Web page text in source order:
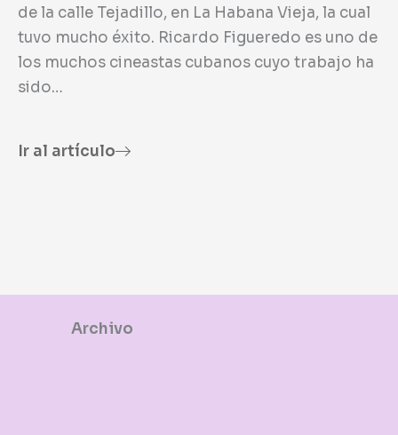
de la calle Tejadillo, en La Habana Vieja, la cual
tuvo mucho éxito. Ricardo Figueredo es uno de
los muchos cineastas cubanos cuyo trabajo ha
sido…
Ir al artículo
Archivo